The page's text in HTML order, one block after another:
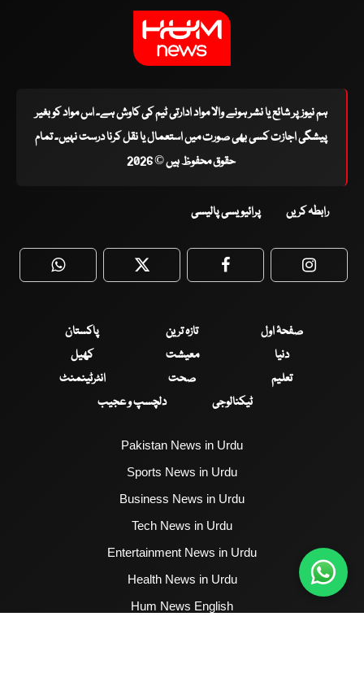
ہم نیوز پر شائع یا نشر ہونے والا مواد ادارتی ٹیم کی کاوش ہے۔ اس مواد کو بغیر
پیشگی اجازت کسی بھی صورت میں استعمال یا نقل کرنا درست نہیں۔ تمام
حقوق محفوظ ہیں © 2026
رابطہ کریں پرائیویسی پالیسی
WhatsApp Twitter Facebook
صفحۂ اول تازہ ترین
پاکستان
دنیا
معیشت
کھیل
تعلیم
صحت
انٹرٹینمنٹ
ٹیکنالوجی
دلچسپ و عجیب
Pakistan News in Urdu
Sports News in Urdu
Business News in Urdu
Tech News in Urdu
Entertainment News in Urdu
Health News in Urdu
Hum News English